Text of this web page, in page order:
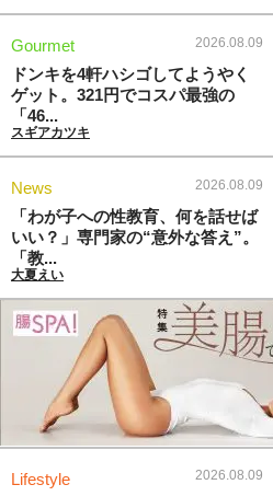
Gourmet 2026.08.09
ドンキを4軒ハシゴしてようやく
ゲット。321円でコスパ最強の
「46...
スギアカツキ
News 2026.08.09
「わが子への性教育、何を話せば
いい？」専門家の“意外な答え”。
「教...
大夏えい
Lifestyle 2026.08.09